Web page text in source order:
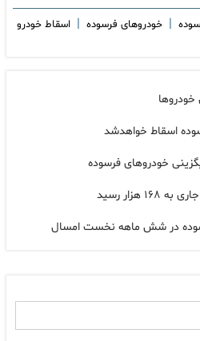
| خودروهای فرسوده | اسقاط خودرو
خودروهای فرسوده
هزار رسید